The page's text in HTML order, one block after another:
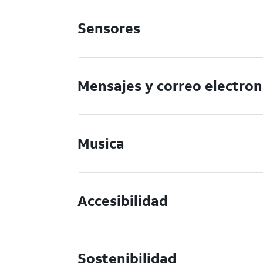
Sensores
Mensajes y correo
Musica
Accesibilidad
Sostenibilidad